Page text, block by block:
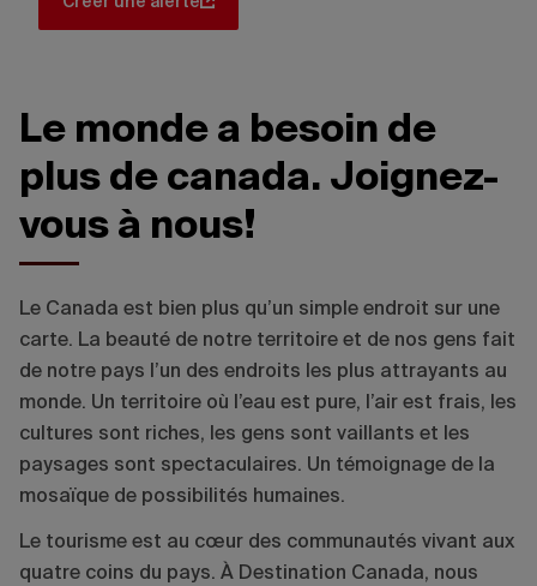
Le monde a besoin de
plus de canada. Joignez-
vous à nous!
Le Canada est bien plus qu’un simple endroit sur une
carte. La beauté de notre territoire et de nos gens fait
de notre pays l’un des endroits les plus attrayants au
monde. Un territoire où l’eau est pure, l’air est frais, les
cultures sont riches, les gens sont vaillants et les
paysages sont spectaculaires. Un témoignage de la
mosaïque de possibilités humaines.
Le tourisme est au cœur des communautés vivant aux
quatre coins du pays. À Destination Canada, nous